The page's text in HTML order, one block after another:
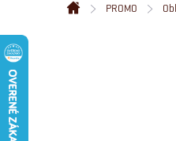
Domov
PROMO